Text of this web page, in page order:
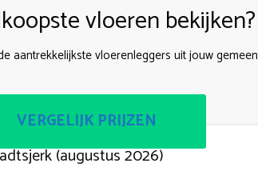
vloeren bekijken?
aantrekkelijkste vloerenleggers uit jouw
VERGELIJK PRIJZEN
(augustus 2026)